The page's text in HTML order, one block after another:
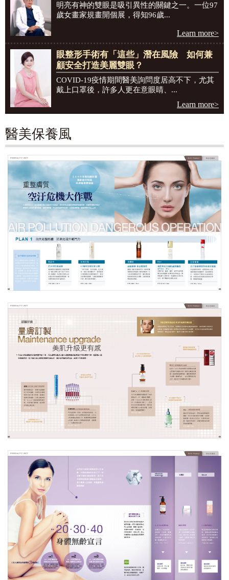
明亮有神的雙眼是吸引異性的關鍵之一。一位97
歲女畫家規畫開個展，得知96歲...
Learn more>
眼整形手術有「這些」潛在風險 如何兼
顧安全打造美麗雙眼？
COVID-19疫情期間醫美詢問度居高不下，尤其
戴上口罩後，許多人更在意眼睛、...
Learn more>
醫美保養風